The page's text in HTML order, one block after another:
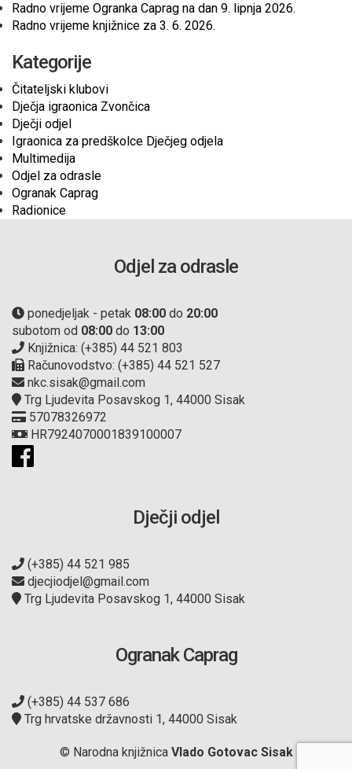
Radno vrijeme Ogranka Caprag na dan 9. lipnja 2026.
Radno vrijeme knjižnice za 3. 6. 2026.
Kategorije
Čitateljski klubovi
Dječja igraonica Zvončica
Dječji odjel
Igraonica za predškolce Dječjeg odjela
Multimedija
Odjel za odrasle
Ogranak Caprag
Radionice
Odjel za odrasle
ponedjeljak - petak 08:00 do 20:00
subotom od 08:00 do 13:00
Knjižnica: (+385) 44 521 803
Računovodstvo: (+385) 44 521 527
nkc.sisak@gmail.com
Trg Ljudevita Posavskog 1, 44000 Sisak
57078326972
HR7924070001839100007
Dječji odjel
(+385) 44 521 985
djecjiodjel@gmail.com
Trg Ljudevita Posavskog 1, 44000 Sisak
Ogranak Caprag
(+385) 44 537 686
Trg hrvatske državnosti 1, 44000 Sisak
© Narodna knjižnica Vlado Gotovac Sisak